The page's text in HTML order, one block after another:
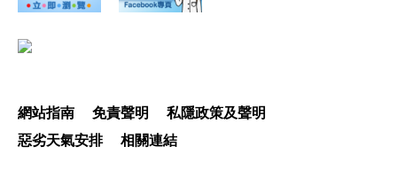
網站指南 免責聲明
私隱政策及聲明
惡劣天氣安排
相關連結